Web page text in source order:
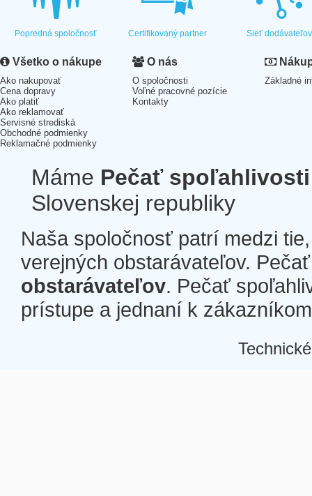
Popredná spoločnosť Certifikovaný partner Sieť dodávateľov
Všetko o nákupe
Ako nakupovať
Cena dopravy
Ako platiť
Ako reklamovať
Servisné strediská
Obchodné podmienky
Reklamačné podmienky
O nás
O spoločnosti
Voľné pracovné pozície
Kontakty
Základné
Máme Pečať spoľahlivosti
Slovenskej republiky
Naša spoločnosť patrí medzi
verejných obstarávateľov.
obstarávateľov. Pečať
prístupe a jednaní k